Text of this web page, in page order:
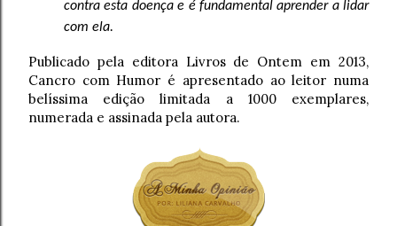
contra esta doença e é fundamental aprender a lidar
com ela.
Publicado pela editora Livros de Ontem em 2013,
Cancro com Humor é apresentado ao leitor numa
belíssima edição limitada a 1000 exemplares,
numerada e assinada pela autora.